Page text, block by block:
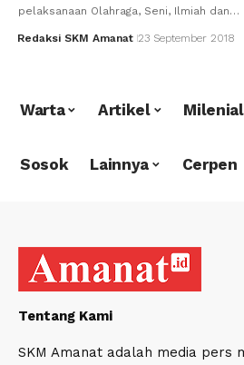
pelaksanaan Olahraga, Seni, Ilmiah dan…
Redaksi SKM Amanat 23 September 2018
Warta Artikel Milenial
Sosok Lainnya Cerpen
Tentang Kami
SKM Amanat adalah media pers